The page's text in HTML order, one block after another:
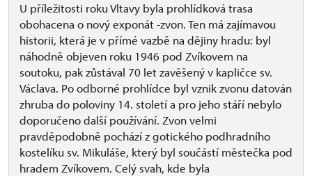
U příležitosti roku Vltavy byla prohlídková trasa
obohacena o nový exponát -zvon. Ten má zajímavou
historii, která je v přímé vazbě na dějiny hradu: byl
náhodně objeven roku 1946 pod Zvíkovem na
soutoku, pak zůstával 70 let zavěšený v kapličce sv.
Václava. Po odborné prohlídce byl vznik zvonu datován
zhruba do poloviny 14. století a pro jeho stáří nebylo
doporučeno další používání. Zvon velmi
pravděpodobně pochází z gotického podhradního
kostelíku sv. Mikuláše, který byl součástí městečka pod
hradem Zvíkovem. Celý svah, kde byla